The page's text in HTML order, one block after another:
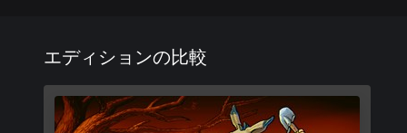
エディションの比較